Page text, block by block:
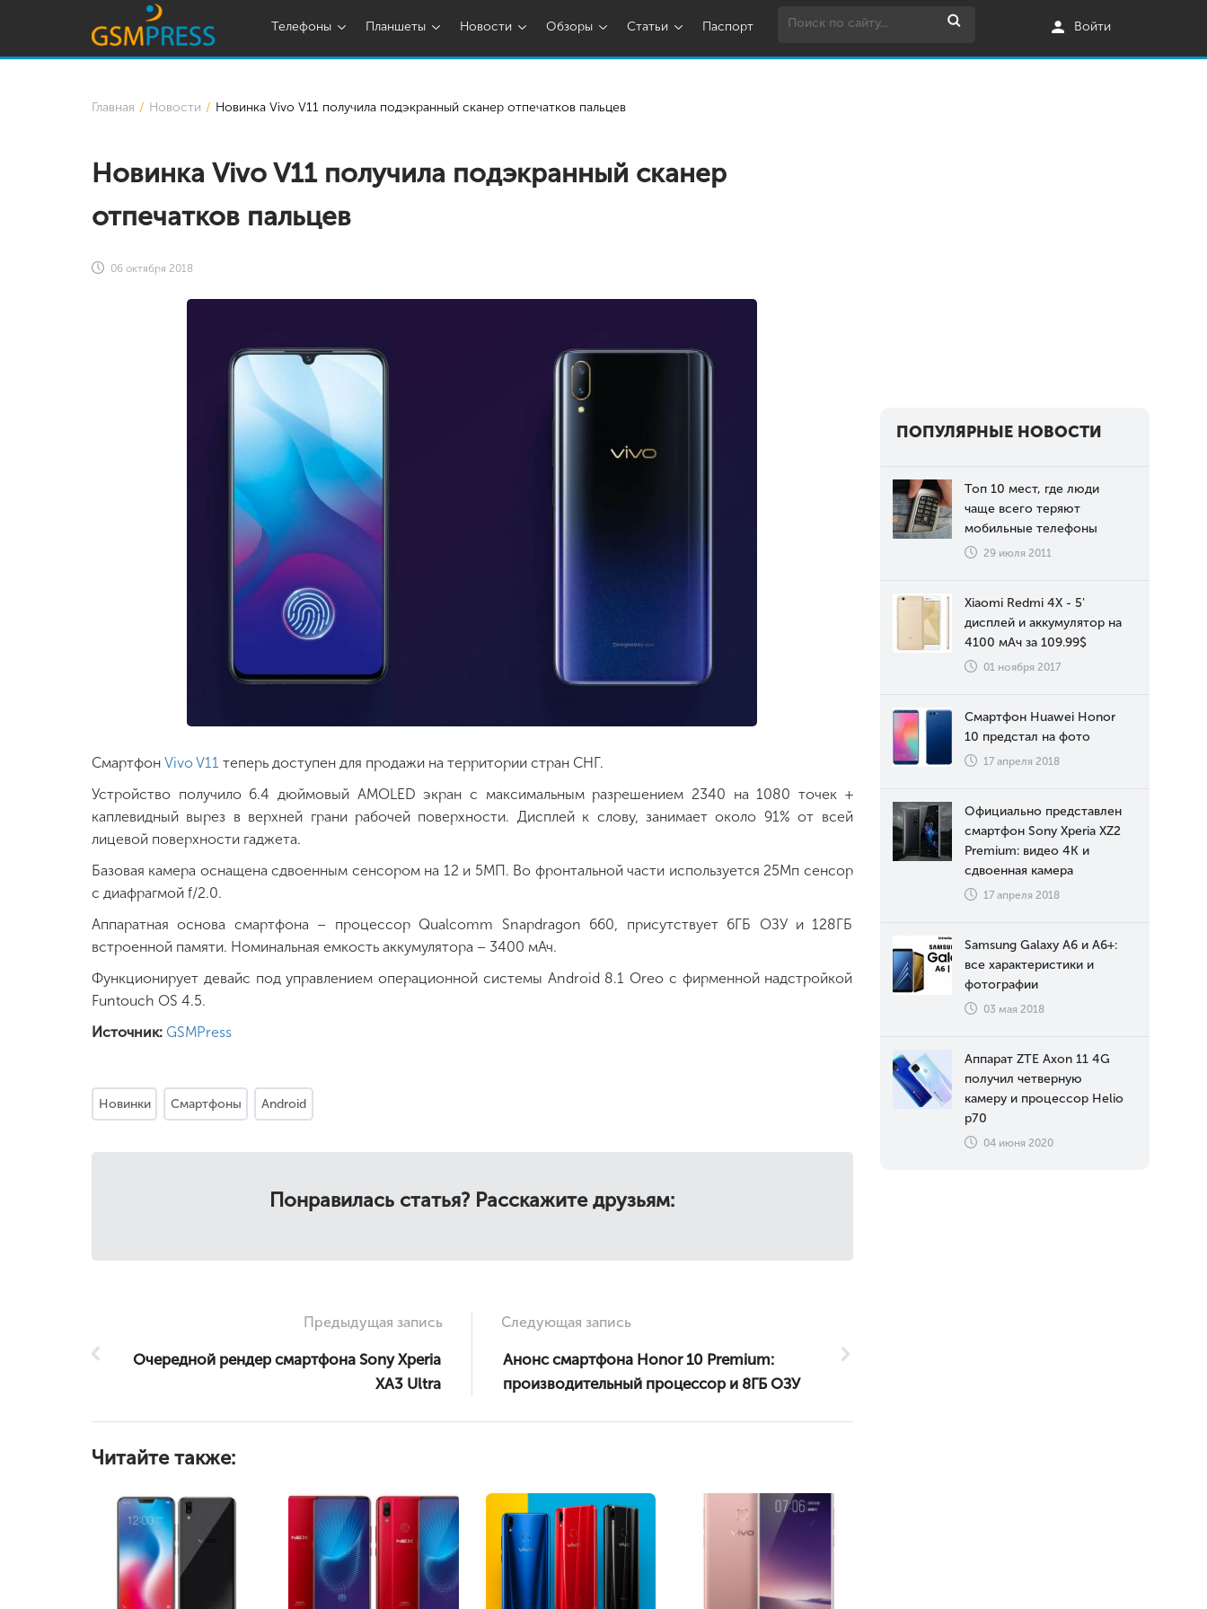
Телефоны Планшеты Новости Обзоры Статьи Паспорт Войти
Главная Новости Новинка Vivo V11 получила подэкранный сканер отпечатков пальцев
Новинка Vivo V11 получила подэкранный сканер
отпечатков пальцев
06 октября 2018
Смартфон Vivo V11 теперь доступен для продажи на территории стран СНГ.
Устройство получило 6.4 дюймовый AMOLED экран с максимальным разрешением 2340 на 1080 точек +
каплевидный вырез в верхней грани рабочей поверхности. Дисплей к слову, занимает около 91% от всей
лицевой поверхности гаджета.
Базовая камера оснащена сдвоенным сенсором на 12 и 5МП. Во фронтальной части используется 25Мп сенсор
с диафрагмой f/2.0.
Аппаратная основа смартфона – процессор Qualcomm Snapdragon 660, присутствует 6ГБ ОЗУ и 128ГБ
встроенной памяти. Номинальная емкость аккумулятора – 3400 мАч.
Функционирует девайс под управлением операционной системы Android 8.1 Oreo с фирменной надстройкой
Funtouch OS 4.5.
Источник: GSMPress
Новинки Смартфоны Android
Понравилась статья? Расскажите друзьям:
Предыдущая запись
Очередной рендер смартфона Sony Xperia
XA3 Ultra
Следующая запись
Анонс смартфона Honor 10 Premium:
производительный процессор и 8ГБ ОЗУ
Читайте также:
ПОПУЛЯРНЫЕ НОВОСТИ
Топ 10 мест, где люди
чаще всего теряют
мобильные телефоны
29 июля 2011
Xiaomi Redmi 4X - 5'
дисплей и аккумулятор на
4100 мАч за 109.99$
01 ноября 2017
Смартфон Huawei Honor
10 предстал на фото
17 апреля 2018
Официально представлен
смартфон Sony Xperia XZ2
Premium: видео 4К и
сдвоенная камера
17 апреля 2018
Samsung Galaxy A6 и A6+:
все характеристики и
фотографии
03 мая 2018
Аппарат ZTE Axon 11 4G
получил четверную
камеру и процессор Helio
p70
04 июня 2020